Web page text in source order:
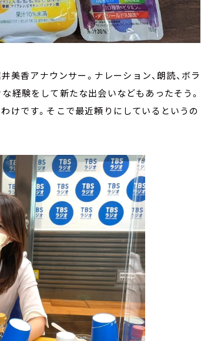
美香アナウンサー。ナレーション、朗読、ボラ
経験をして新たな出会いなどもあったそう。
けです。そこで最近頼りにしているというの